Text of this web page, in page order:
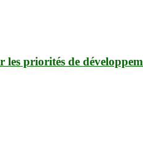
priorités de